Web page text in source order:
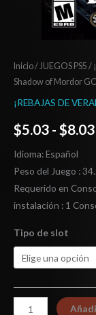
Inicio/ JUEGOS PS5 /
Shadow of Mordor
¡REBAJAS DE
$5.03 - $8.03
Idioma: Español
Peso del Juego :
Requerido en
instalación : 1
Tipo de slot